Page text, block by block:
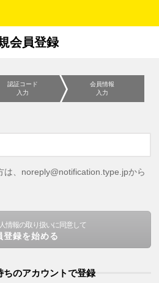
会員登録
認証コード
入力
会員情報
入力
は、noreply@notification.type.jpから
情報の取り扱いに同意して
登録を始める
ちのアカウントで登録